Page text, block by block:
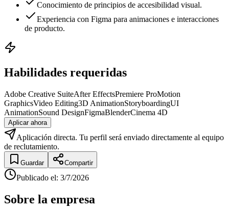
Conocimiento de principios de accesibilidad visual.
Experiencia con Figma para animaciones e interacciones
de producto.
Habilidades requeridas
Adobe Creative SuiteAfter EffectsPremiere ProMotion
GraphicsVideo Editing3D AnimationStoryboardingUI
AnimationSound DesignFigmaBlenderCinema 4D
Aplicar ahora
Aplicación directa. Tu perfil será enviado directamente al equipo
de reclutamiento.
Guardar Compartir
Publicado el: 3/7/2026
Sobre la empresa